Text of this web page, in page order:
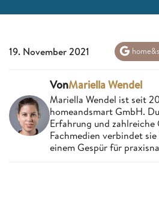
19. November 2021
VonMariella Wendel
Mariella Wendel ist seit
homeandsmart GmbH.
Erfahrung und zahlreiche
Fachmedien verbindet
einem Gespür für